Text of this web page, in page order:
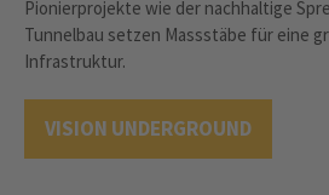
Pionierprojekte wie der nachhaltige
Tunnelbau setzen Massstäbe für eine
Infrastruktur.
VISION UNDERGROUND